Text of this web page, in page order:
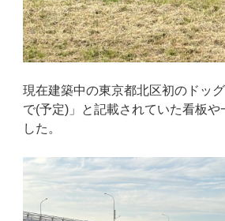
現在建築中の東京都北区初のドッ
で(予定)」と記載されていた看板
した。